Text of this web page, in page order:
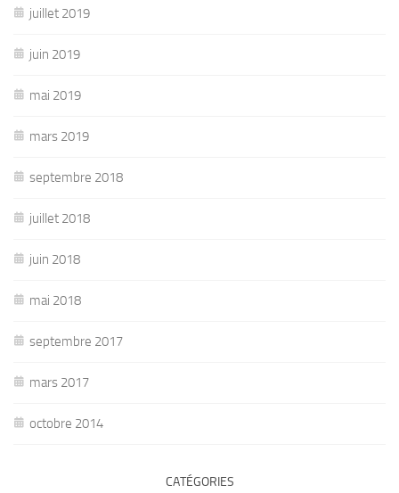
juillet 2019
juin 2019
mai 2019
mars 2019
septembre 2018
juillet 2018
juin 2018
mai 2018
septembre 2017
mars 2017
octobre 2014
CATÉGORIES